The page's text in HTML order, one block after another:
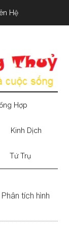
Hệ
Hợp
Kinh Dịch
Tứ Trụ
Phân tích hình